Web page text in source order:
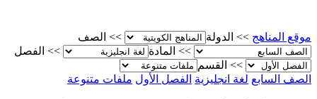
موقع المناهج >> الدولة >>
الصف
>>
المادة >>
الفصل
>>
القسم
الصف السابع لغة انجليزية الفصل الأول ملفات متنوعة